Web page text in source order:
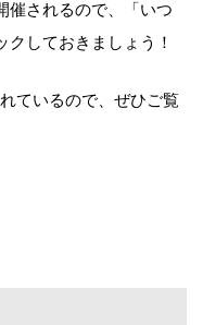
催されるので、「いつ
しておきましょう！
ているので、ぜひご覧